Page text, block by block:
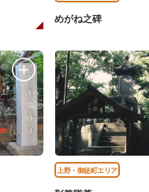
めがね之碑
上野・御徒町エリア